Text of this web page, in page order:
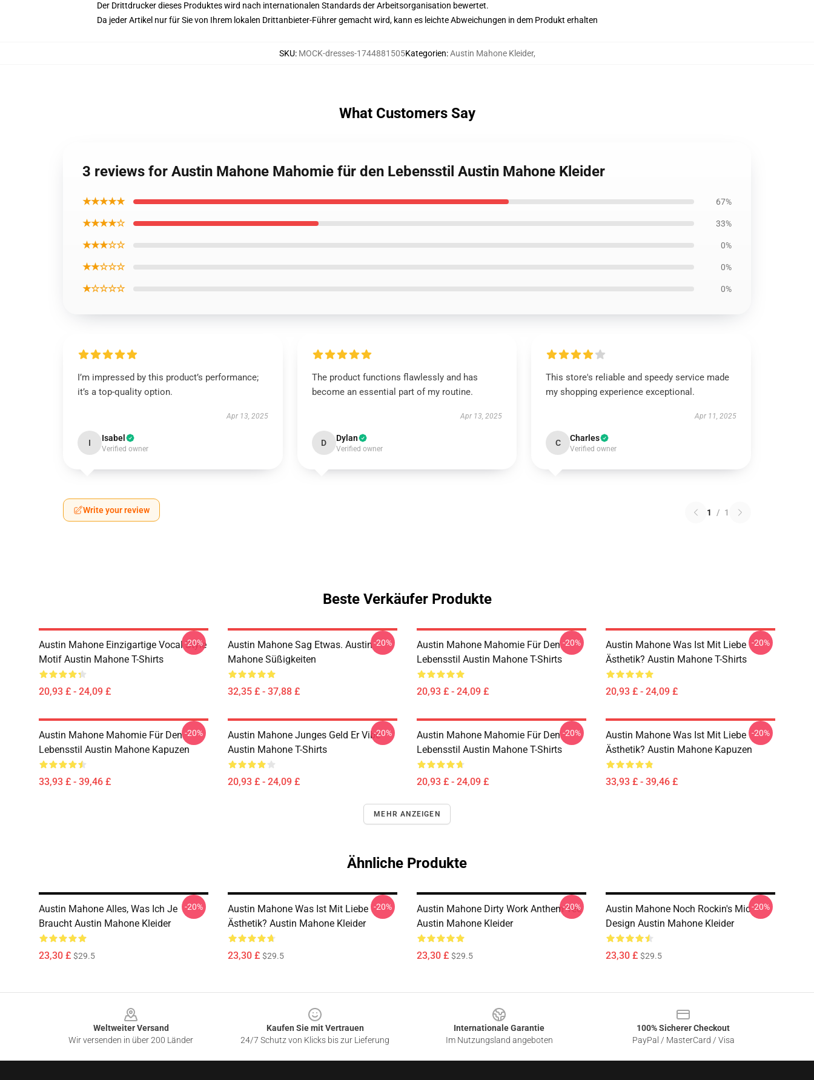
Der Drittdrucker dieses Produktes wird nach internationalen Standards der Arbeitsorganisation bewertet.
Da jeder Artikel nur für Sie von Ihrem lokalen Drittanbieter-Führer gemacht wird, kann es leichte Abweichungen in dem Produkt erhalten
SKU: MOCK-dresses-1744881505Kategorien:Austin Mahone Kleider,
What Customers Say
3 reviews for Austin Mahone Mahomie für den Lebensstil Austin Mahone Kleider
★★★★★ 67%
★★★★☆ 33%
★★★☆☆ 0%
★★☆☆☆ 0%
★☆☆☆☆ 0%
I’m impressed by this product’s performance;
it’s a top-quality option.
Apr 13, 2025
I Isabel
Verified owner
The product functions flawlessly and has
become an essential part of my routine.
Apr 13, 2025
D Dylan
Verified owner
This store's reliable and speedy service made
my shopping experience exceptional.
Apr 11, 2025
C Charles
Verified owner
Write your review 1 / 1
Beste Verkäufer Produkte
Austin Mahone Einzigartige Vocal Style
Motif Austin Mahone T-Shirts
20,93 £ - 24,09 £
-20%
Austin Mahone Sag Etwas. Austin
Mahone Süßigkeiten
32,35 £ - 37,88 £
-20%
Austin Mahone Mahomie Für Den
Lebensstil Austin Mahone T-Shirts
20,93 £ - 24,09 £
-20%
Austin Mahone Was Ist Mit Liebe
Ästhetik? Austin Mahone T-Shirts
20,93 £ - 24,09 £
-20%
Austin Mahone Mahomie Für Den
Lebensstil Austin Mahone Kapuzen
33,93 £ - 39,46 £
-20%
Austin Mahone Junges Geld Er Vibe
Austin Mahone T-Shirts
20,93 £ - 24,09 £
-20%
Austin Mahone Mahomie Für Den
Lebensstil Austin Mahone T-Shirts
20,93 £ - 24,09 £
-20%
Austin Mahone Was Ist Mit Liebe
Ästhetik? Austin Mahone Kapuzen
33,93 £ - 39,46 £
-20%
MEHR ANZEIGEN
Ähnliche Produkte
Austin Mahone Alles, Was Ich Je
Braucht Austin Mahone Kleider
23,30 £ $29.5
-20%
Austin Mahone Was Ist Mit Liebe
Ästhetik? Austin Mahone Kleider
23,30 £ $29.5
-20%
Austin Mahone Dirty Work Anthem Tee
Austin Mahone Kleider
23,30 £ $29.5
-20%
Austin Mahone Noch Rockin's Mic
Design Austin Mahone Kleider
23,30 £ $29.5
-20%
Weltweiter Versand
Wir versenden in über 200 Länder
Kaufen Sie mit Vertrauen
24/7 Schutz von Klicks bis zur Lieferung
Internationale Garantie
Im Nutzungsland angeboten
100% Sicherer Checkout
PayPal / MasterCard / Visa